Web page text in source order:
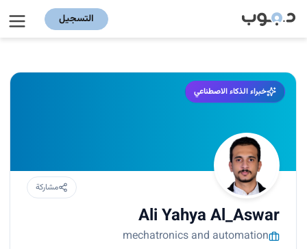
التسجيل
خبراء الذكاء الاصطناعي
مشاركة
Ali Yahya Al_Aswar
mechatronics and automation